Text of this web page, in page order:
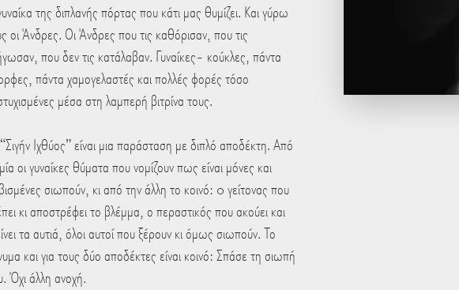
της διπλανής πόρτας που κάτι μας θυμίζει. Και γύρω
οι Άνδρες. Οι Άνδρες που τις καθόρισαν, που τις
που δεν τις κατάλαβαν. Γυναίκες- κούκλες, πάντα
πάντα χαμογελαστές και πολλές φορές τόσο
μέσα στη λαμπερή βιτρίνα τους.
Ιχθύος” είναι μια παράσταση με διπλό αποδέκτη. Από
οι γυναίκες θύματα που νομίζουν πως είναι μόνες και
σιωπούν, κι από την άλλη το κοινό: o γείτονας που
κι αποστρέφει το βλέμμα, ο περαστικός που ακούει και
τα αυτιά, όλοι αυτοί που ξέρουν κι όμως σιωπούν. Το
και για τους δύο αποδέκτες είναι κοινό: Σπάσε τη σιωπή
Όχι άλλη ανοχή.